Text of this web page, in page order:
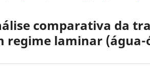
comparativa da
regime laminar